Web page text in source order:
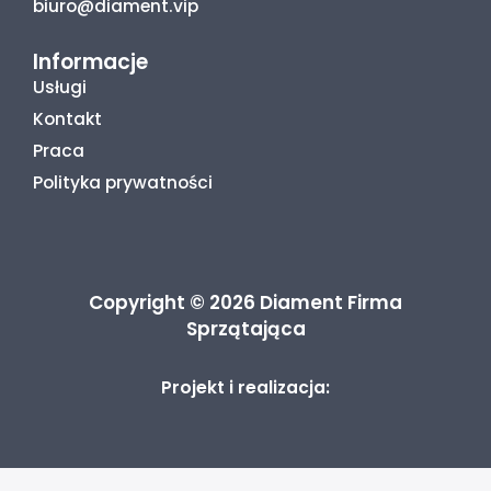
biuro@diament.vip
Informacje
Usługi
Kontakt
Praca
Polityka prywatności
Copyright © 2026 Diament Firma
Sprzątająca
Projekt i realizacja: